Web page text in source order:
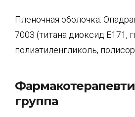
Пленочная оболочка:
7003 (титана диоксид Е171,
полиэтиленгликоль,
группа